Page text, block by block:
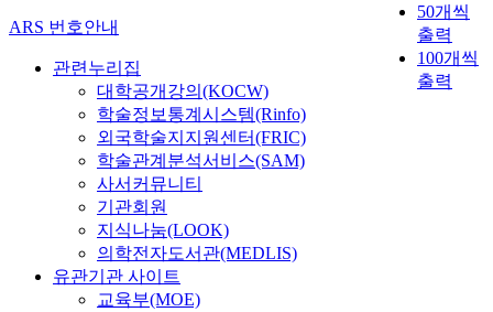
50개씩
출력
100개씩
출력
ARS 번호안내
관련누리집
대학공개강의(KOCW)
학술정보통계시스템(Rinfo)
외국학술지지원센터(FRIC)
학술관계분석서비스(SAM)
사서커뮤니티
기관회원
지식나눔(LOOK)
의학전자도서관(MEDLIS)
유관기관 사이트
교육부(MOE)